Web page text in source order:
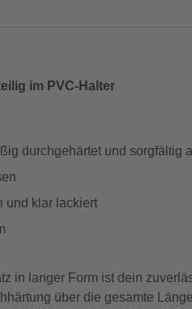
im PVC-Halter
durchgehärtet und sorgfältig
und klar lackiert
in langer Form ist dein
über die gesamte